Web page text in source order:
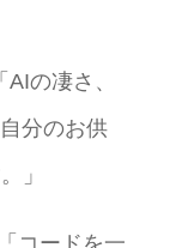
の凄さ、
分のお供
」